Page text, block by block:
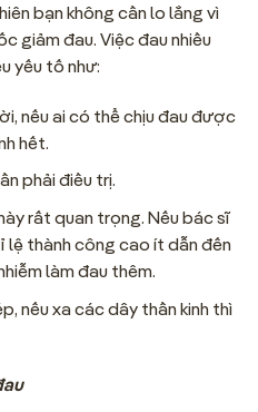
bạn không cần lo lắng vì
giảm đau. Việc đau nhiều
yếu tố như:
nếu ai có thể chịu đau được
hết.
phải điều trị.
rất quan trọng. Nếu bác sĩ
thành công cao ít dẫn đến
làm đau thêm.
nếu xa các dây thần kinh thì